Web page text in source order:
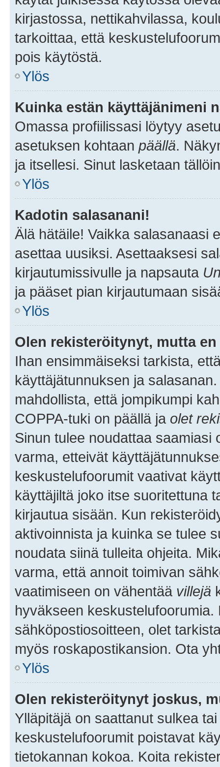
kirjastossa, nettikahvilassa,
tarkoittaa, että
pois käytöstä.
Ylös
Kuinka estän käyttäjänimeni
Omassa profiilissasi löytyy
asetuksen kohtaan päällä.
ja itsellesi. Sinut lasketaan
Ylös
Kadotin salasanani!
Älä hätäile! Vaikka salasanaasi
asettaa uusiksi. Asettaaksesi
kirjautumissivulle ja napsauta
ja pääset pian kirjautumaan
Ylös
Olen rekisteröitynyt, mutta
Ihan ensimmäiseksi tarkista,
käyttäjätunnuksen ja
mahdollista, että jompikumpi
COPPA-tuki on päällä ja olet
Sinun tulee noudattaa saamiasi
varma, etteivät
keskustelufoorumit vaativat
käyttäjiltä joko itse suoritettuna
kirjautua sisään. Kun
aktivoinnista ja kuinka se tulee
noudata siinä tulleita ohjeita.
varma, että annoit toimivan
vaatimiseen on vähentää villejä
hyväkseen
sähköpostiosoitteen, olet
myös roskapostikansion. Ota
Ylös
Olen rekisteröitynyt joskus,
Ylläpitäjä on saattanut sulkea
keskustelufoorumit poistavat
tietokannan kokoa. Koita